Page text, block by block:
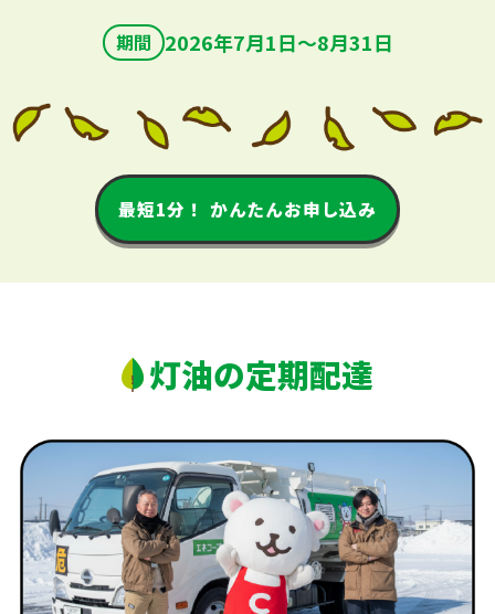
期間 2026年7月1日〜8月31日
最短1分！ かんたんお申し込み
灯油の定期配達